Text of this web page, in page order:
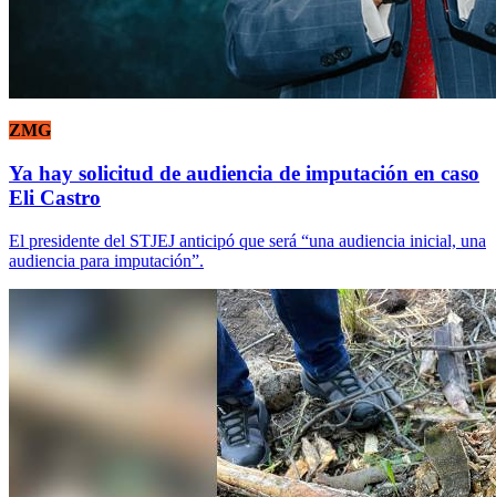
ZMG
Ya hay solicitud de audiencia de imputación en caso
Eli Castro
El presidente del STJEJ anticipó que será “una audiencia inicial, una
audiencia para imputación”.